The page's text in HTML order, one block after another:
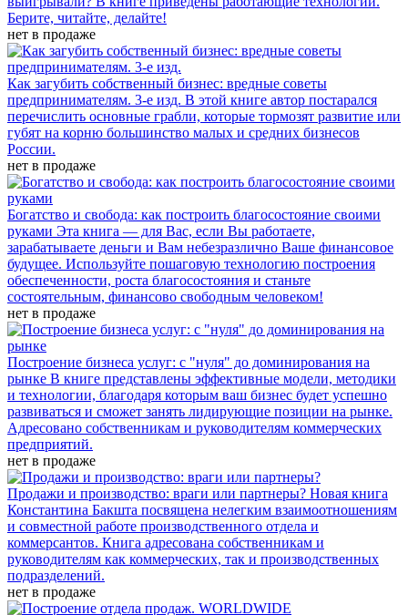
Берите, читайте, делайте!
нет в продаже
Как загубить собственный бизнес: вредные советы
предпринимателям. 3-е изд. В этой книге автор постарался
перечислить основные грабли, которые тормозят развитие или
губят на корню большинство малых и средних бизнесов
России.
нет в продаже
Богатство и свобода: как построить благосостояние своими
руками Эта книга — для Вас, если Вы работаете,
зарабатываете деньги и Вам небезразлично Ваше финансовое
будущее. Используйте пошаговую технологию построения
обеспеченности, роста благосостояния и станьте
состоятельным, финансово свободным человеком!
нет в продаже
Построение бизнеса услуг: с "нуля" до доминирования на
рынке В книге представлены эффективные модели, методики
и технологии, благодаря которым ваш бизнес будет успешно
развиваться и сможет занять лидирующие позиции на рынке.
Адресовано собственникам и руководителям коммерческих
предприятий.
нет в продаже
Продажи и производство: враги или партнеры? Новая книга
Константина Бакшта посвящена нелегким взаимоотношениям
и совместной работе производственного отдела и
коммерсантов. Книга адресована собственникам и
руководителям как коммерческих, так и производственных
подразделений.
нет в продаже